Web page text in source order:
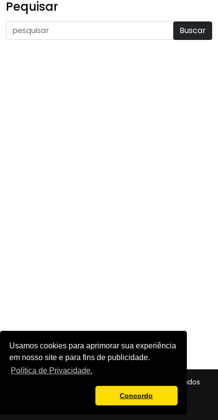
Usamos cookies para aprimorar sua experiência
em nosso site e para fins de publicidade.
Política de Privacidade.
Concordo
Pequisar
© 2026 - Futebol em Foco - Todos os direitos reservados